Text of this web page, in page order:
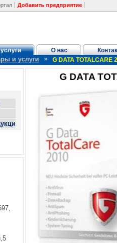
Добавить предприятие
О нас
и услуги » G DATA TOTALCARE
Adobe (украинские версии)
G DATA